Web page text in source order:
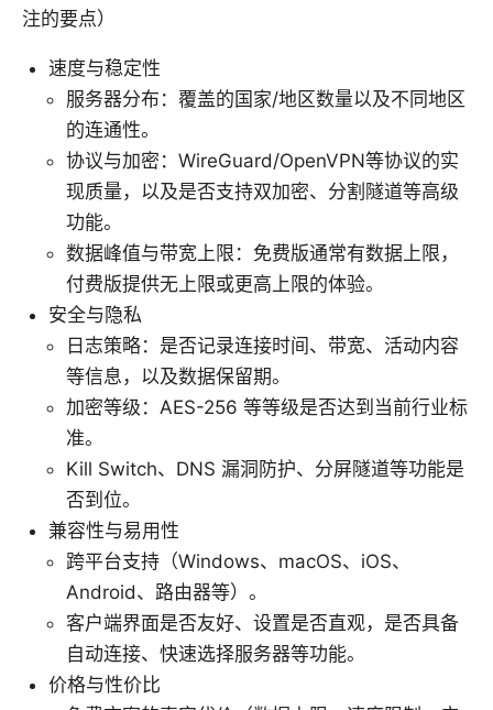
注的要点）
速度与稳定性
服务器分布：覆盖的国家/地区数量以及不同地区
的连通性。
协议与加密：WireGuard/OpenVPN等协议的实
现质量，以及是否支持双加密、分割隧道等高级
功能。
数据峰值与带宽上限：免费版通常有数据上限，
付费版提供无上限或更高上限的体验。
安全与隐私
日志策略：是否记录连接时间、带宽、活动内容
等信息，以及数据保留期。
加密等级：AES-256 等等级是否达到当前行业标
准。
Kill Switch、DNS 漏洞防护、分屏隧道等功能是
否到位。
兼容性与易用性
跨平台支持（Windows、macOS、iOS、
Android、路由器等）。
客户端界面是否友好、设置是否直观，是否具备
自动连接、快速选择服务器等功能。
价格与性价比